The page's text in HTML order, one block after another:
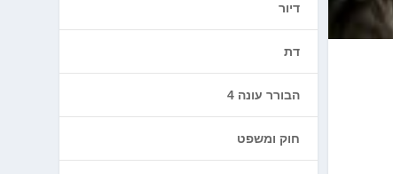
דיור
דת
הבורר עונה 4
חוק ומשפט